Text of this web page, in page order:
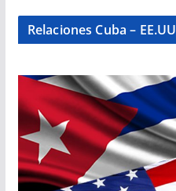
Relaciones Cuba – EE.UU